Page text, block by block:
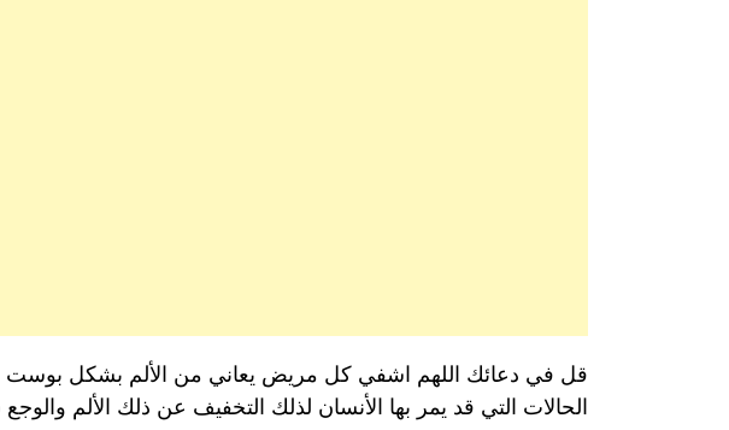
قل في دعائك اللهم اشفي كل مريض يعاني من الألم بشكل بوست
الحالات التي قد يمر بها الأنسان لذلك التخفيف عن ذلك الألم